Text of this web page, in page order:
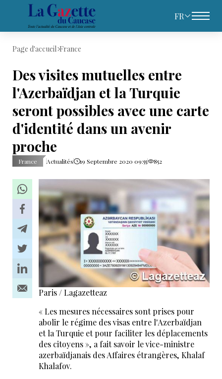
FR
Page d'accueil France
Des visites mutuelles entre
l'Azerbaïdjan et la Turquie
seront possibles avec une carte
d'identité dans un avenir
proche
France Actualités 19 Septembre 2020 09:55 852
Paris / Lagazetteaz
« Les mesures nécessaires sont prises pour
abolir le régime des visas entre l'Azerbaïdjan
et la Turquie et pour faciliter les déplacements
des citoyens », a fait savoir le vice-ministre
azerbaïdjanais des Affaires étrangères, Khalaf
Khalafov.